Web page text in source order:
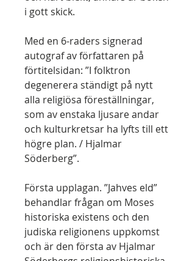
i gott skick.
Med en 6-raders signerad
autograf av författaren på
förtitelsidan: ”I folktron
degenerera ständigt på nytt
alla religiösa föreställningar,
som av enstaka ljusare andar
och kulturkretsar ha lyfts till ett
högre plan. / Hjalmar
Söderberg”.
Första upplagan. ”Jahves eld”
behandlar frågan om Moses
historiska existens och den
judiska religionens uppkomst
och är den första av Hjalmar